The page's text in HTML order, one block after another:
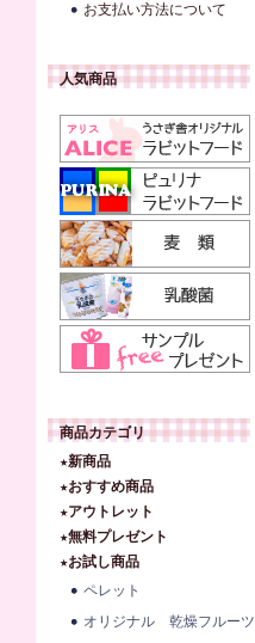
お支払い方法について
人気商品
商品カテゴリ
★新商品
★おすすめ商品
★アウトレット
★無料プレゼント
★お試し商品
ペレット
オリジナル 乾燥フルーツ